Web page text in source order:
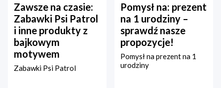
Zawsze na czasie:
Zabawki Psi Patrol
i inne produkty z
bajkowym
motywem
Zabawki Psi Patrol
Pomysł na: prezent
na 1 urodziny –
sprawdź nasze
propozycje!
Pomysł na prezent na 1
urodziny